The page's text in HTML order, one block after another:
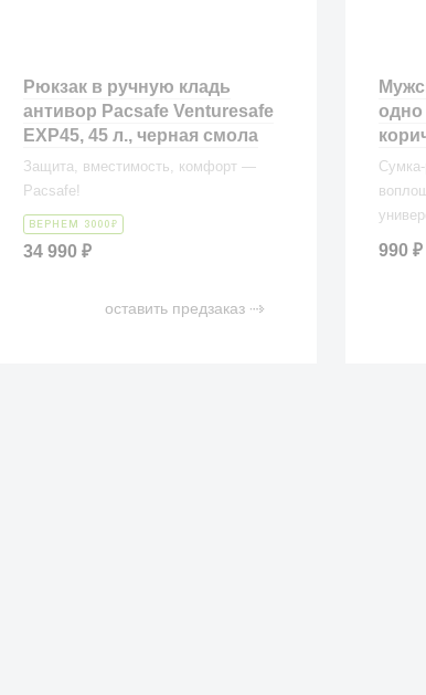
Рюкзак в ручную кладь
антивор Pacsafe Venturesafe
EXP45, 45 л., черная смола
Защита, вместимость, комфорт —
Pacsafe!
ВЕРНЕМ 3000 ₽
34 990 ₽
оставить предзаказ
одно
990 ₽